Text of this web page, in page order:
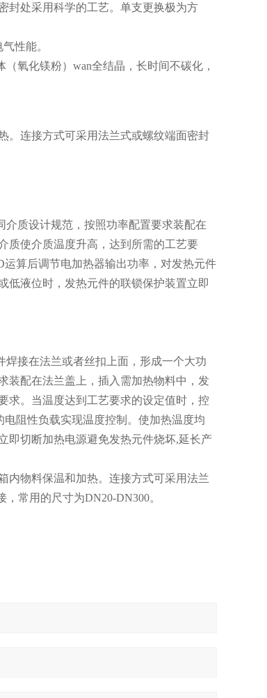
封处采用科学的工艺。单支更换极为方
性能。
氧化镁粉）wan全结晶，长时间不碳化，
。连接方式可采用法兰式或螺纹端面密封
质设计规范，按照功率配置要求装配在
质使介质温度升高，达到所需的工艺要
算后调节电加热器输出功率，对发热元件
低液位时，发热元件的联锁保护装置立即
接在法兰或者丝扣上面，形成一个大功
装配在法兰盖上，插入需加热物料中，发
求。当温度达到工艺要求的设定值时，控
阻性负载实现温度控制。使加热温度均
即切断加热电源避免发热元件烧坏,延长产
内物料保温和加热。连接方式可采用法兰
常用的尺寸为DN20-DN300。